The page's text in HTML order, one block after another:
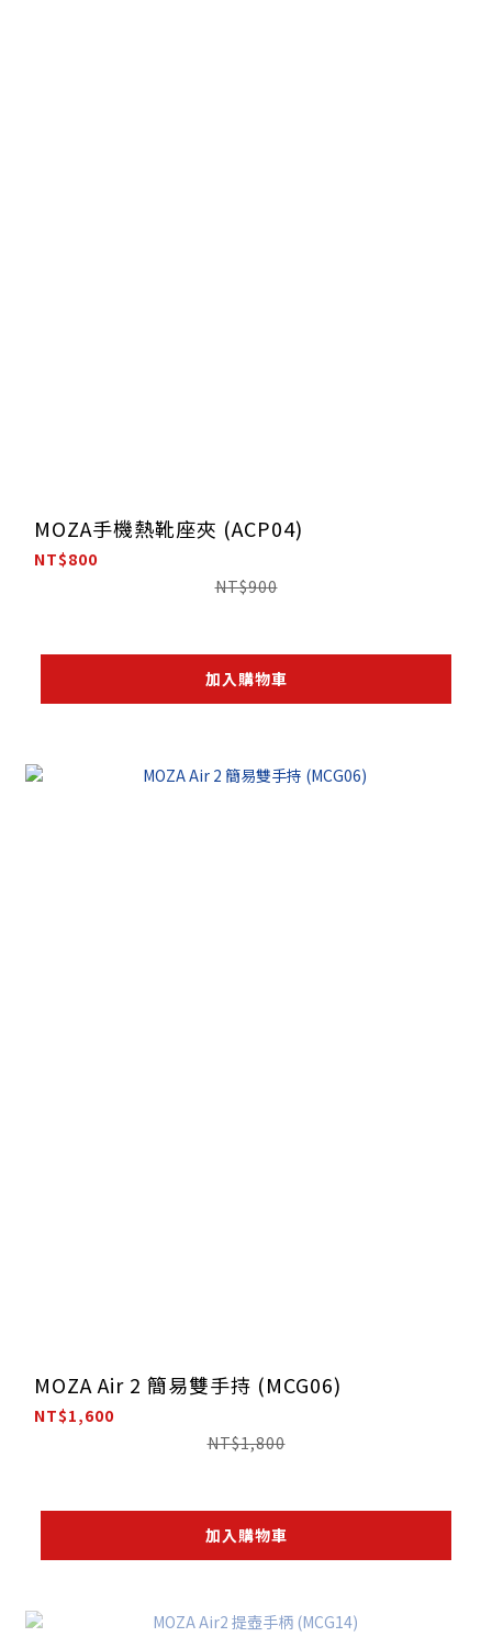
MOZA手機熱靴座夾 (ACP04)
NT$800
NT$900
加入購物車
MOZA Air 2 簡易雙手持 (MCG06)
NT$1,600
NT$1,800
加入購物車